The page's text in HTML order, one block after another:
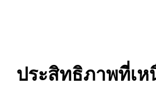
ประสิทธิภาพที่เ